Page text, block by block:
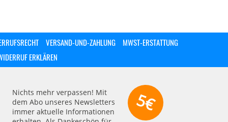
VERSAND-UND-ZAHLUNG
MWST-ERSTATTUNG
ERKLÄREN
5€
Nichts mehr verpassen! Mit
dem Abo unseres Newsletters
immer aktuelle Informationen